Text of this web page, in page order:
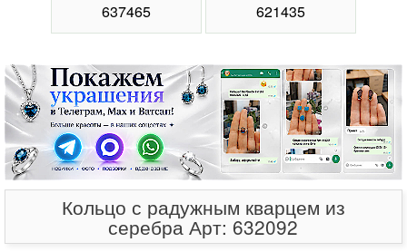
637465
621435
Кольцо с радужным кварцем из
серебра Арт: 632092